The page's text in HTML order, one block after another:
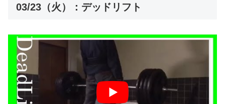
03/23（火）：デッドリフト